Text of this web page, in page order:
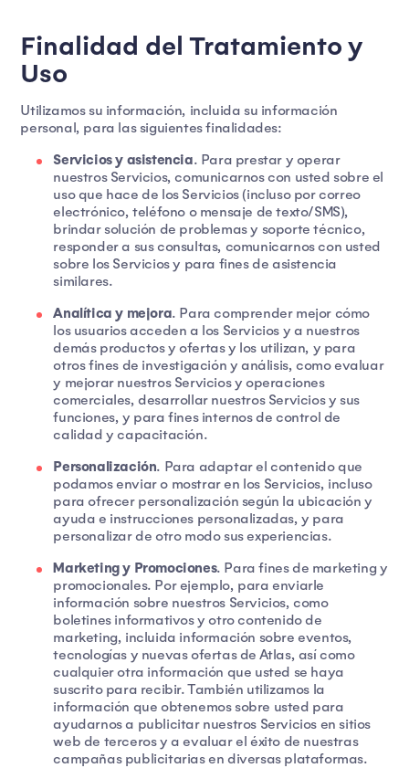
Finalidad del Tratamiento y
Uso
Utilizamos su información, incluida su información
personal, para las siguientes finalidades:
Servicios y asistencia. Para prestar y operar
nuestros Servicios, comunicarnos con usted sobre el
uso que hace de los Servicios (incluso por correo
electrónico, teléfono o mensaje de texto/SMS),
brindar solución de problemas y soporte técnico,
responder a sus consultas, comunicarnos con usted
sobre los Servicios y para fines de asistencia
similares.
Analítica y mejora. Para comprender mejor cómo
los usuarios acceden a los Servicios y a nuestros
demás productos y ofertas y los utilizan, y para
otros fines de investigación y análisis, como evaluar
y mejorar nuestros Servicios y operaciones
comerciales, desarrollar nuestros Servicios y sus
funciones, y para fines internos de control de
calidad y capacitación.
Personalización. Para adaptar el contenido que
podamos enviar o mostrar en los Servicios, incluso
para ofrecer personalización según la ubicación y
ayuda e instrucciones personalizadas, y para
personalizar de otro modo sus experiencias.
Marketing y Promociones. Para fines de marketing y
promocionales. Por ejemplo, para enviarle
información sobre nuestros Servicios, como
boletines informativos y otro contenido de
marketing, incluida información sobre eventos,
tecnologías y nuevas ofertas de Atlas, así como
cualquier otra información que usted se haya
suscrito para recibir. También utilizamos la
información que obtenemos sobre usted para
ayudarnos a publicitar nuestros Servicios en sitios
web de terceros y a evaluar el éxito de nuestras
campañas publicitarias en diversas plataformas.